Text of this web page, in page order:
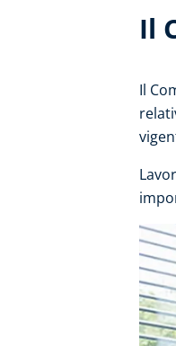
Il
Il